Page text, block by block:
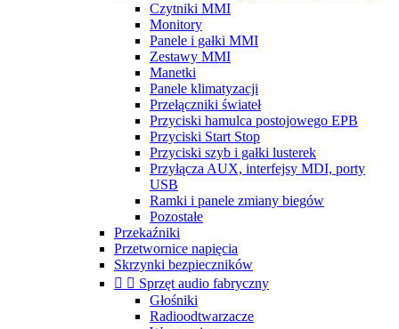
Czytniki MMI
Monitory
Panele i gałki MMI
Zestawy MMI
Manetki
Panele klimatyzacji
Przełączniki świateł
Przyciski hamulca postojowego EPB
Przyciski Start Stop
Przyciski szyb i gałki lusterek
Przyłącza AUX, interfejsy MDI, porty
USB
Ramki i panele zmiany biegów
Pozostałe
Przekaźniki
Przetwornice napięcia
Skrzynki bezpieczników
  Sprzęt audio fabryczny
Głośniki
Radioodtwarzacze